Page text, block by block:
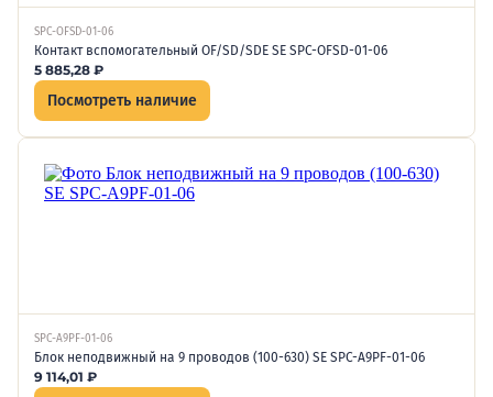
SPC-OFSD-01-06
Контакт вспомогательный OF/SD/SDE SE SPC-OFSD-01-06
5 885,28 ₽
Посмотреть наличие
SPC-A9PF-01-06
Блок неподвижный на 9 проводов (100-630) SE SPC-A9PF-01-06
9 114,01 ₽